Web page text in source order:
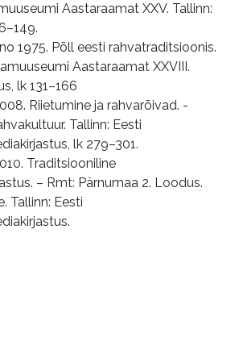
Aastaraamat XXV. Tallinn:
1975. Põll eesti rahvatraditsioonis.
Aastaraamat XXVIII.
lk 131–166
Riietumine ja rahvarõivad. -
Tallinn: Eesti
lk 279–301.
Traditsiooniline
– Rmt: Pärnumaa 2. Loodus.
Tallinn: Eesti